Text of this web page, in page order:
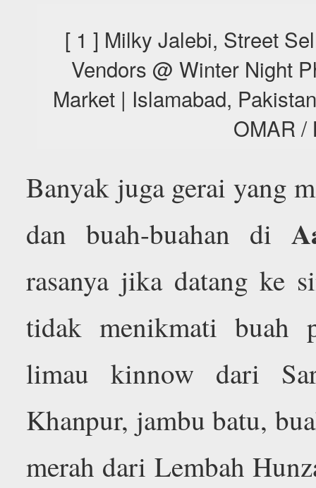
[ 1 ] Milky Jalebi, Street
Vendors @ Winter Night
Market | Islamabad,
OMAR /
Banyak juga gerai yang
dan buah-buahan di
rasanya jika datang ke
tidak menikmati buah
limau kinnow dari
Khanpur, jambu batu,
merah dari Lembah